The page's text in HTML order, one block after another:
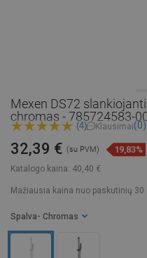
Mexen DS72
chromas - 785724583-
(4) Klausimai(0)
Katalogo kaina: 40,40 €
32,39 € (su PVM) 19,83%
Mažiausia kaina nuo paskutinių 30
Spalva - Chromas